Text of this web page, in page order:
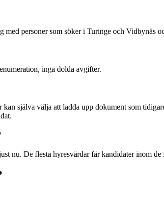
personer som söker i Turinge och Vidbynäs
inga dolda avgifter.
själva välja att ladda upp dokument som
nu. De flesta hyresvärdar får kandidater inom de